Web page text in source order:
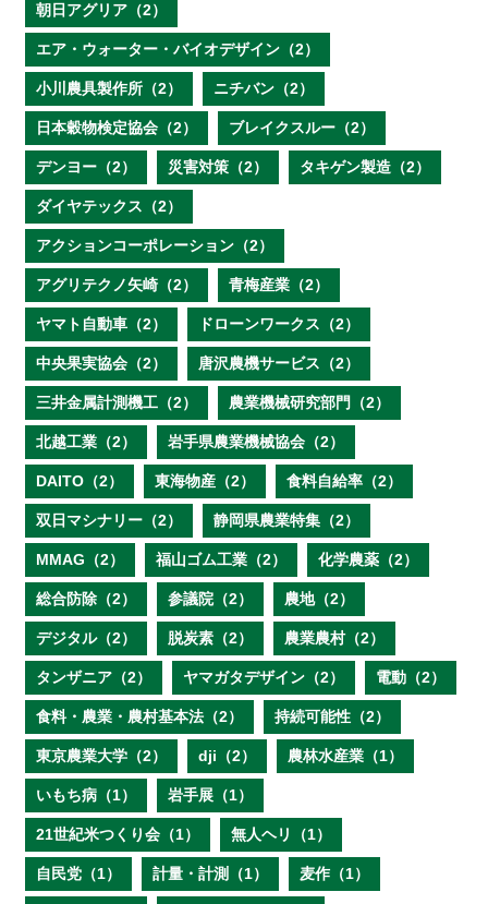
朝日アグリア（2）
エア・ウォーター・バイオデザイン（2）
小川農具製作所（2） ニチバン（2）
日本穀物検定協会（2） ブレイクスルー（2）
デンヨー（2） 災害対策（2） タキゲン製造（2）
ダイヤテックス（2）
アクションコーポレーション（2）
アグリテクノ矢崎（2） 青梅産業（2）
ヤマト自動車（2） ドローンワークス（2）
中央果実協会（2） 唐沢農機サービス（2）
三井金属計測機工（2） 農業機械研究部門（2）
北越工業（2） 岩手県農業機械協会（2）
DAITO（2） 東海物産（2） 食料自給率（2）
双日マシナリー（2） 静岡県農業特集（2）
MMAG（2） 福山ゴム工業（2） 化学農薬（2）
総合防除（2） 参議院（2） 農地（2）
デジタル（2） 脱炭素（2） 農業農村（2）
タンザニア（2） ヤマガタデザイン（2） 電動（2）
食料・農業・農村基本法（2） 持続可能性（2）
東京農業大学（2） dji（2） 農林水産業（1）
いもち病（1） 岩手展（1）
21世紀米つくり会（1） 無人ヘリ（1）
自民党（1） 計量・計測（1） 麦作（1）